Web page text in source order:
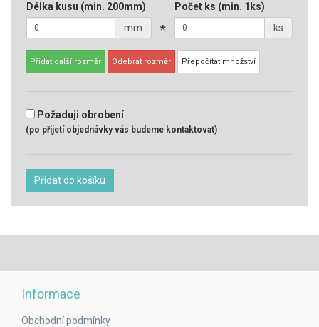
Délka kusu (min. 200mm)
mm
*
Počet ks (min. 1ks)
ks
Přidat další rozměr Odebrat rozměr Přepočítat množství
Požaduji obrobení
(po přijetí objednávky vás budeme kontaktovat)
Přidat do košíku
Informace
Obchodní podmínky